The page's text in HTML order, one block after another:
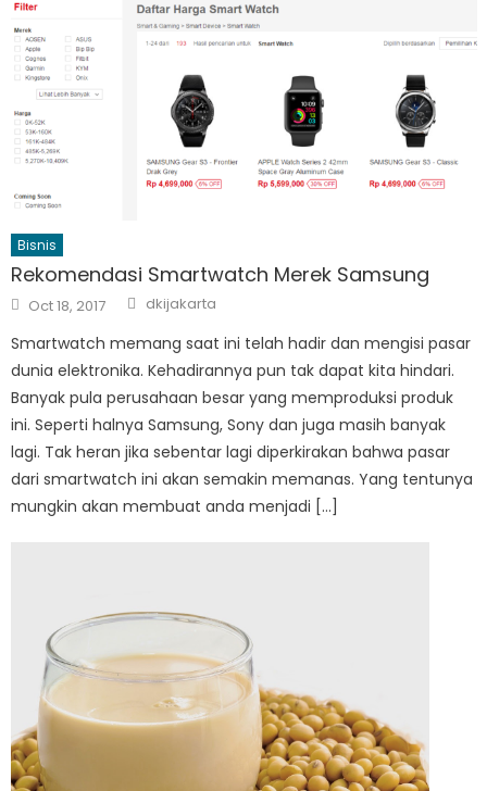
Bisnis
Rekomendasi Smartwatch Merek Samsung
Posted
on
Oct 18, 2017 Author
dkijakarta
Smartwatch memang saat ini telah hadir dan mengisi pasar
dunia elektronika. Kehadirannya pun tak dapat kita hindari.
Banyak pula perusahaan besar yang memproduksi produk
ini. Seperti halnya Samsung, Sony dan juga masih banyak
lagi. Tak heran jika sebentar lagi diperkirakan bahwa pasar
dari smartwatch ini akan semakin memanas. Yang tentunya
mungkin akan membuat anda menjadi […]